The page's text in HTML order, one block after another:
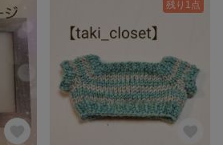
残り1点